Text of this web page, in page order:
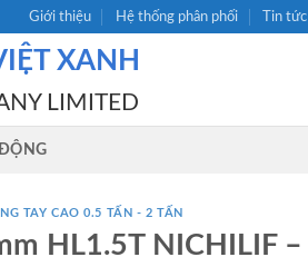
Giới thiệu Hệ thống phân phối Tin tức
XANH
LIMITED
TAY CAO 0.5 TẤN - 2 TẤN
HL1.5T NICHILIF –